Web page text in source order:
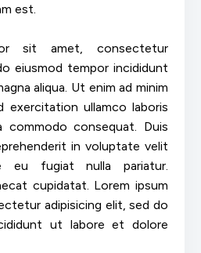
est.
sit amet, consectetur
eiusmod tempor incididunt
aliqua. Ut enim ad minim
exercitation ullamco laboris
consequat. Duis
in voluptate velit
eu fugiat nulla pariatur.
cupidatat. Lorem ipsum
adipisicing elit, sed do
ut labore et dolore